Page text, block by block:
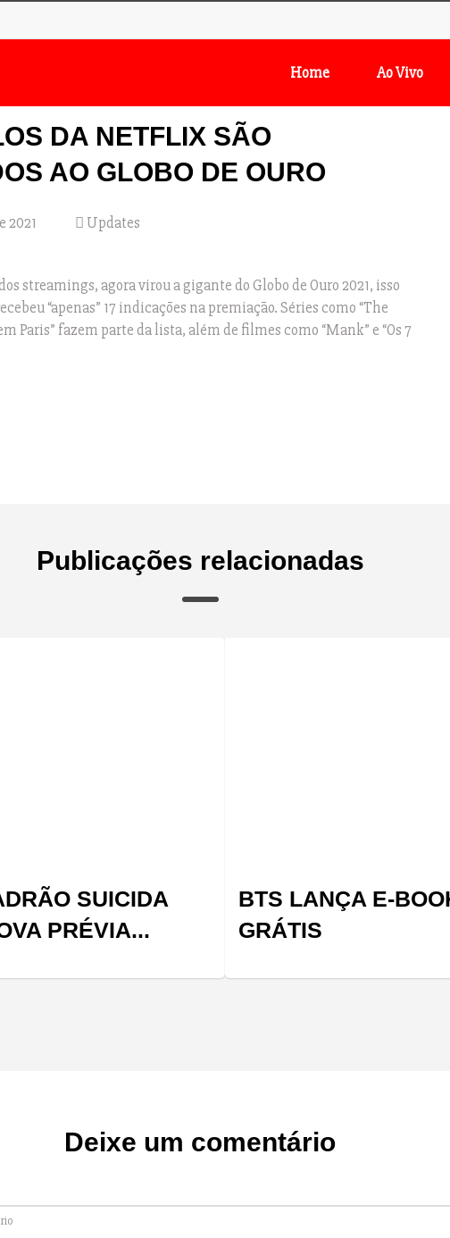
Home Ao Vivo
DA NETFLIX SÃO
AO GLOBO DE OURO
2021 Updates
streamings, agora virou a gigante do Globo de Ouro 2021, isso
“apenas” 17 indicações na premiação. Séries como “The
Paris” fazem parte da lista, além de filmes como “Mank” e “Os 7
Publicações relacionadas
SUICIDA
PRÉVIA...
BTS LANÇA E-
GRÁTIS
Deixe um comentário